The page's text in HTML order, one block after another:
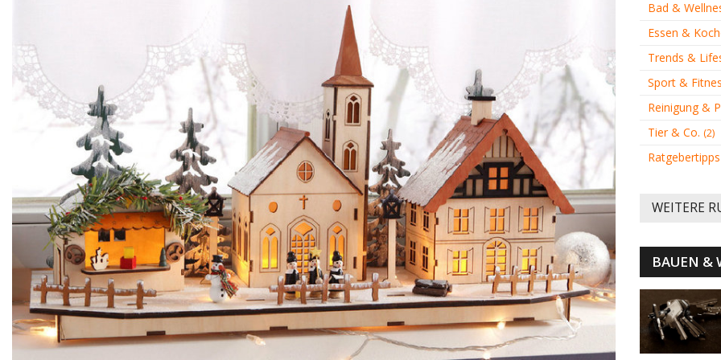
Bad &
Essen &
Trends &
Sport &
Reinigung &
Tier & Co. (2)
WEITERE
BAUEN &